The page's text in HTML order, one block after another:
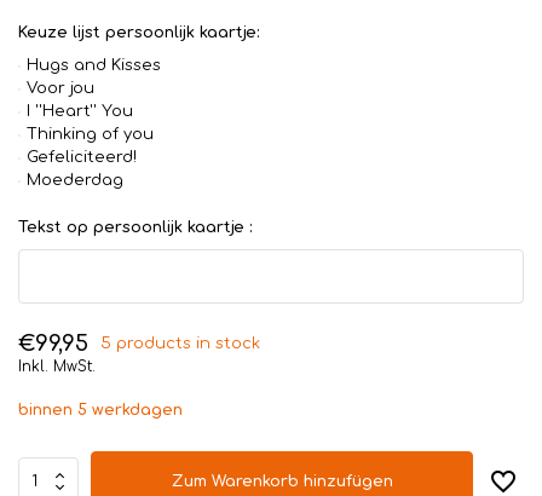
Keuze lijst persoonlijk kaartje:
Hugs and Kisses
Voor jou
I ''Heart'' You
Thinking of you
Gefeliciteerd!
Moederdag
Tekst op persoonlijk kaartje :
€99,95
5 products in stock
Inkl. MwSt.
binnen 5 werkdagen
Zum Warenkorb hinzufügen